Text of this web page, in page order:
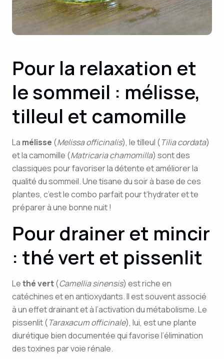
Pour la relaxation et
le sommeil : mélisse,
tilleul et camomille
La mélisse (Melissa officinalis), le tilleul (Tilia cordata)
et la camomille (Matricaria chamomilla) sont des
classiques pour favoriser la détente et améliorer la
qualité du sommeil. Une tisane du soir à base de ces
plantes, c’est le combo parfait pour t’hydrater et te
préparer à une bonne nuit !
Pour drainer et mincir
: thé vert et pissenlit
Lethé vert(Camellia sinensis) est riche en
catéchines et en antioxydants. Il est souvent associé
à un effet drainant et à l’activation du métabolisme. Le
pissenlit (Taraxacum officinale), lui, est une plante
diurétique bien documentée qui favorise l’élimination
des toxines par voie rénale.